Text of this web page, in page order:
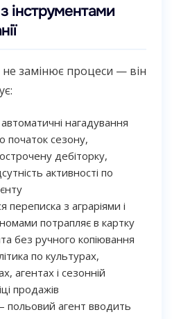
з інструментами
не замінює процеси — він
нагадування
початок сезону,
дебіторку,
активності по
переписка з аграріями і
потрапляє в картку
без ручного копіювання
по культурах,
агентах і сезонній
продажів
польовий агент вводить